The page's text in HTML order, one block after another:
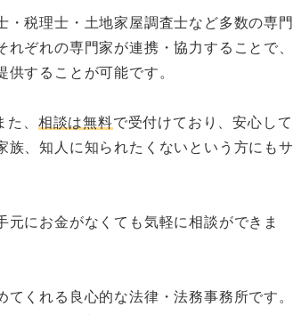
税理士・土地家屋調査士など多数の専門
れぞれの専門家が連携・協力することで、
することが可能です。
、 相談は無料で受付けており、安心して
、知人に知られたくないという方にもサ
にお金がなくても気軽に相談ができま
くれる良心的な法律・法務事務所です。